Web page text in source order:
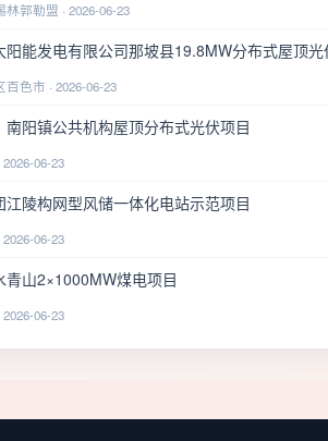
郭勒盟 · 2026-06-23
阳能发电有限公司那坡县19.8MW分布式屋顶
色市 · 2026-06-23
南阳镇公共机构屋顶分布式光伏项目
06-23
江陵构网型风储一体化电站示范项目
06-23
青山2×1000MW煤电项目
06-23